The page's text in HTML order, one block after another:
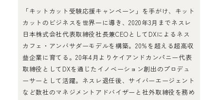
「キットカット受験応援キャンペーン」を手がけ、キット
カットのビジネスを世界一に導き、2020年3月までネスレ
日本株式会社代表取締役社長兼CEOとしてDXによるネス
カフェ・アンバサダーモデルを構築。20%を超える超高収
益企業に育てる。20年4月よりケイアンドカンパニー代表
取締役としてDXを通じたイノベーション創出のプロデュ
ーサーとして活躍。ネスレ退任後、サイバーエージェント
など数社のマネジメントアドバイザーと社外取締役を務め